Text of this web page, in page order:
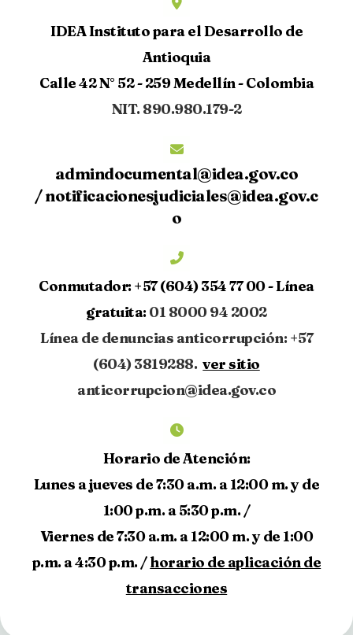
IDEA Instituto para el Desarrollo de
Antioquia
Calle 42 N° 52 - 259 Medellín - Colombia
NIT. 890.980.179-2
admindocumental@idea.gov.co
/notificacionesjudiciales@idea.gov.c
o
Conmutador: +57 (604) 354 77 00 -Línea
gratuita: 01 8000 94 2002
Línea de denuncias anticorrupción: +57
(604) 3819288.ver sitio
anticorrupcion@idea.gov.co
Horario de Atención:
Lunes a jueves de 7:30 a.m. a 12:00 m. y de
1:00 p.m. a 5:30 p.m. /
Viernes de 7:30 a.m. a 12:00 m. y de 1:00
p.m. a 4:30 p.m. /horario de aplicación de
transacciones